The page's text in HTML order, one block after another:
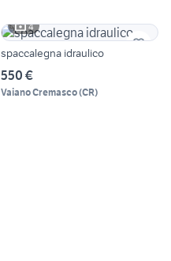
4
spaccalegna idraulico
550 €
Vaiano Cremasco(CR)